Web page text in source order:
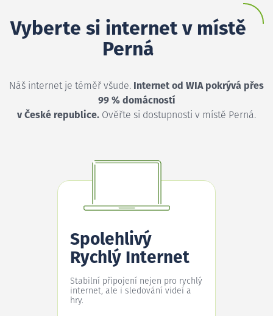
Vyberte si internet v místě
Perná
Náš internet je téměř všude. Internet od WIA pokrývá přes
99 % domácností
v České republice. Ověřte si dostupnosti v místě Perná.
Spolehlivý
Rychlý Internet
Stabilní připojení nejen pro rychlý
internet, ale i sledování videí a
hry.